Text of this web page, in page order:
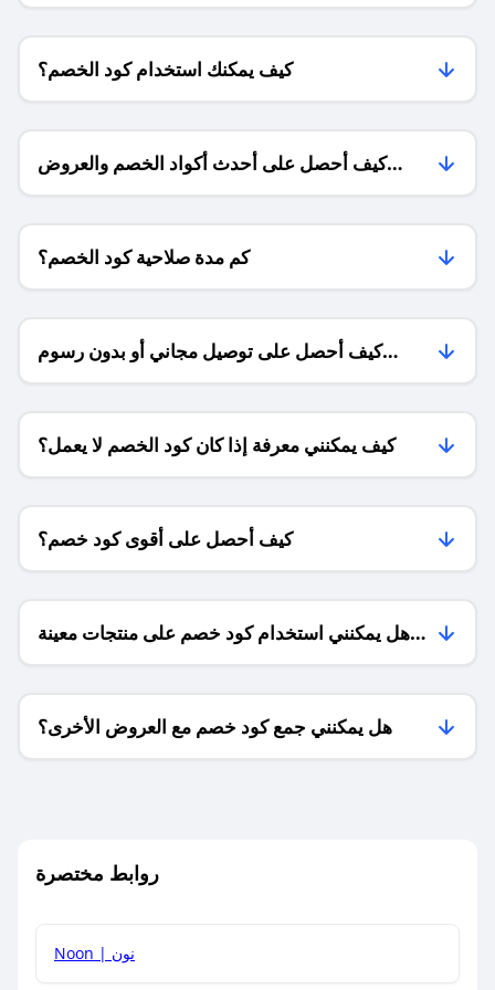
كيف يمكنك استخدام كود الخصم؟
كيف أحصل على أحدث أكواد الخصم والعروض
للمتاجر؟
كم مدة صلاحية كود الخصم؟
كيف أحصل على توصيل مجاني أو بدون رسوم
الشحن ؟
كيف يمكنني معرفة إذا كان كود الخصم لا يعمل؟
كيف أحصل على أقوى كود خصم؟
هل يمكنني استخدام كود خصم على منتجات معينة
فقط؟
هل يمكنني جمع كود خصم مع العروض الأخرى؟
روابط مختصرة
Noon | نون